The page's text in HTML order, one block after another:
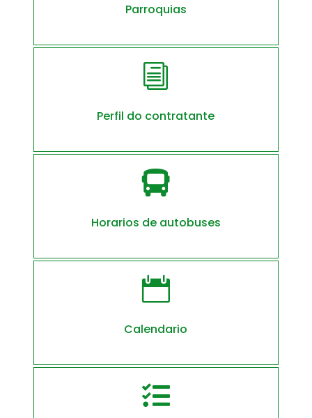
Parroquias
i
Perfil do contratante

Horarios de autobuses

Calendario
